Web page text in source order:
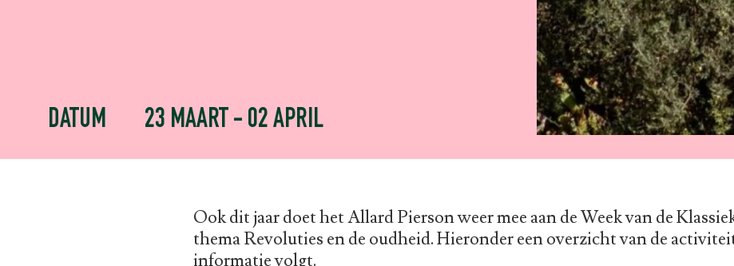
DATUM 23 MAART - 02 APRIL
Ook dit jaar doet het Allard Pierson weer mee aan de Week van de
thema Revoluties en de oudheid. Hieronder een overzicht van de
informatie volgt.